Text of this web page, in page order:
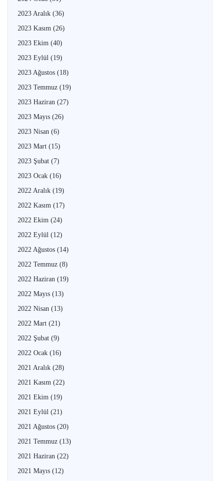
2023 Aralık (36)
2023 Kasım (26)
2023 Ekim (40)
2023 Eylül (19)
2023 Ağustos (18)
2023 Temmuz (19)
2023 Haziran (27)
2023 Mayıs (26)
2023 Nisan (6)
2023 Mart (15)
2023 Şubat (7)
2023 Ocak (16)
2022 Aralık (19)
2022 Kasım (17)
2022 Ekim (24)
2022 Eylül (12)
2022 Ağustos (14)
2022 Temmuz (8)
2022 Haziran (19)
2022 Mayıs (13)
2022 Nisan (13)
2022 Mart (21)
2022 Şubat (9)
2022 Ocak (16)
2021 Aralık (28)
2021 Kasım (22)
2021 Ekim (19)
2021 Eylül (21)
2021 Ağustos (20)
2021 Temmuz (13)
2021 Haziran (22)
2021 Mayıs (12)